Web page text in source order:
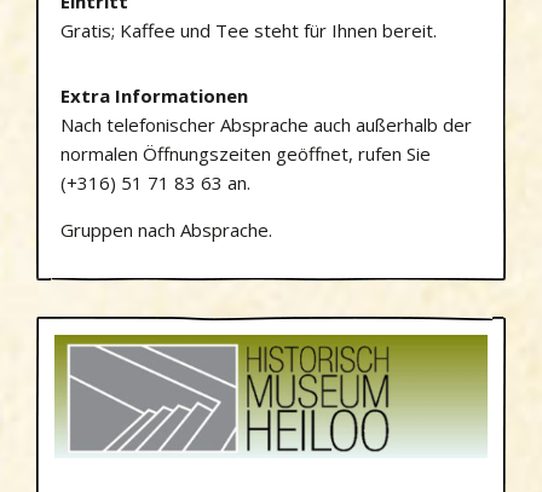
Gratis; Kaffee und Tee steht für Ihnen bereit.
Extra Informationen
Nach telefonischer Absprache auch außerhalb der
normalen Öffnungszeiten geöffnet, rufen Sie
(+316) 51 71 83 63 an.
Gruppen nach Absprache.